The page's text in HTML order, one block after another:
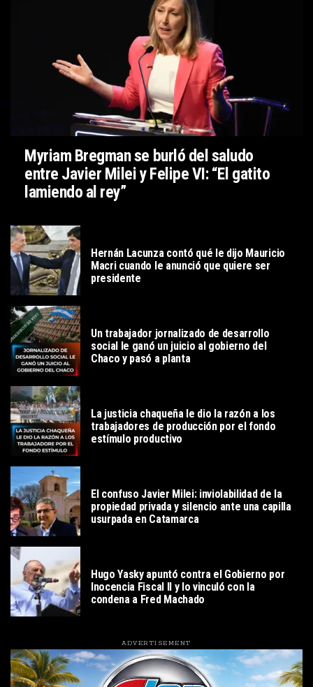
Myriam Bregman se burló del saludo
entre Javier Milei y Felipe VI: “El gatito
lamiendo al rey”
Hernán Lacunza contó qué le dijo Mauricio
Macri cuando le anunció que quiere ser
presidente
Un trabajador jornalizado de desarrollo
social le ganó un juicio al gobierno del
Chaco y pasó a planta
La justicia chaqueña le dio la razón a los
trabajadores de producción por el fondo
estímulo productivo
El confuso Javier Milei: inviolabilidad de la
propiedad privada y silencio ante una capilla
usurpada en Catamarca
Hugo Yasky apuntó contra el Gobierno por
Inocencia Fiscal II y lo vinculó con la
condena a Fred Machado
ADVERTISEMENT